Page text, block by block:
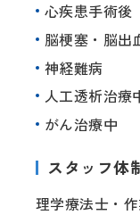
心疾患手術後
脳梗塞・脳出
神経難病
人工透析治療
がん治療中
スタッフ体
理学療法士・